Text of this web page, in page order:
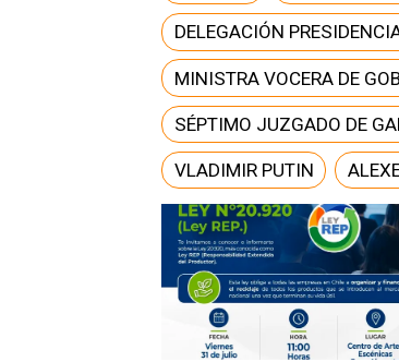
DELEGACIÓN
MINISTRA VOCERA DE
SÉPTIMO JUZGADO DE
VLADIMIR PUTIN